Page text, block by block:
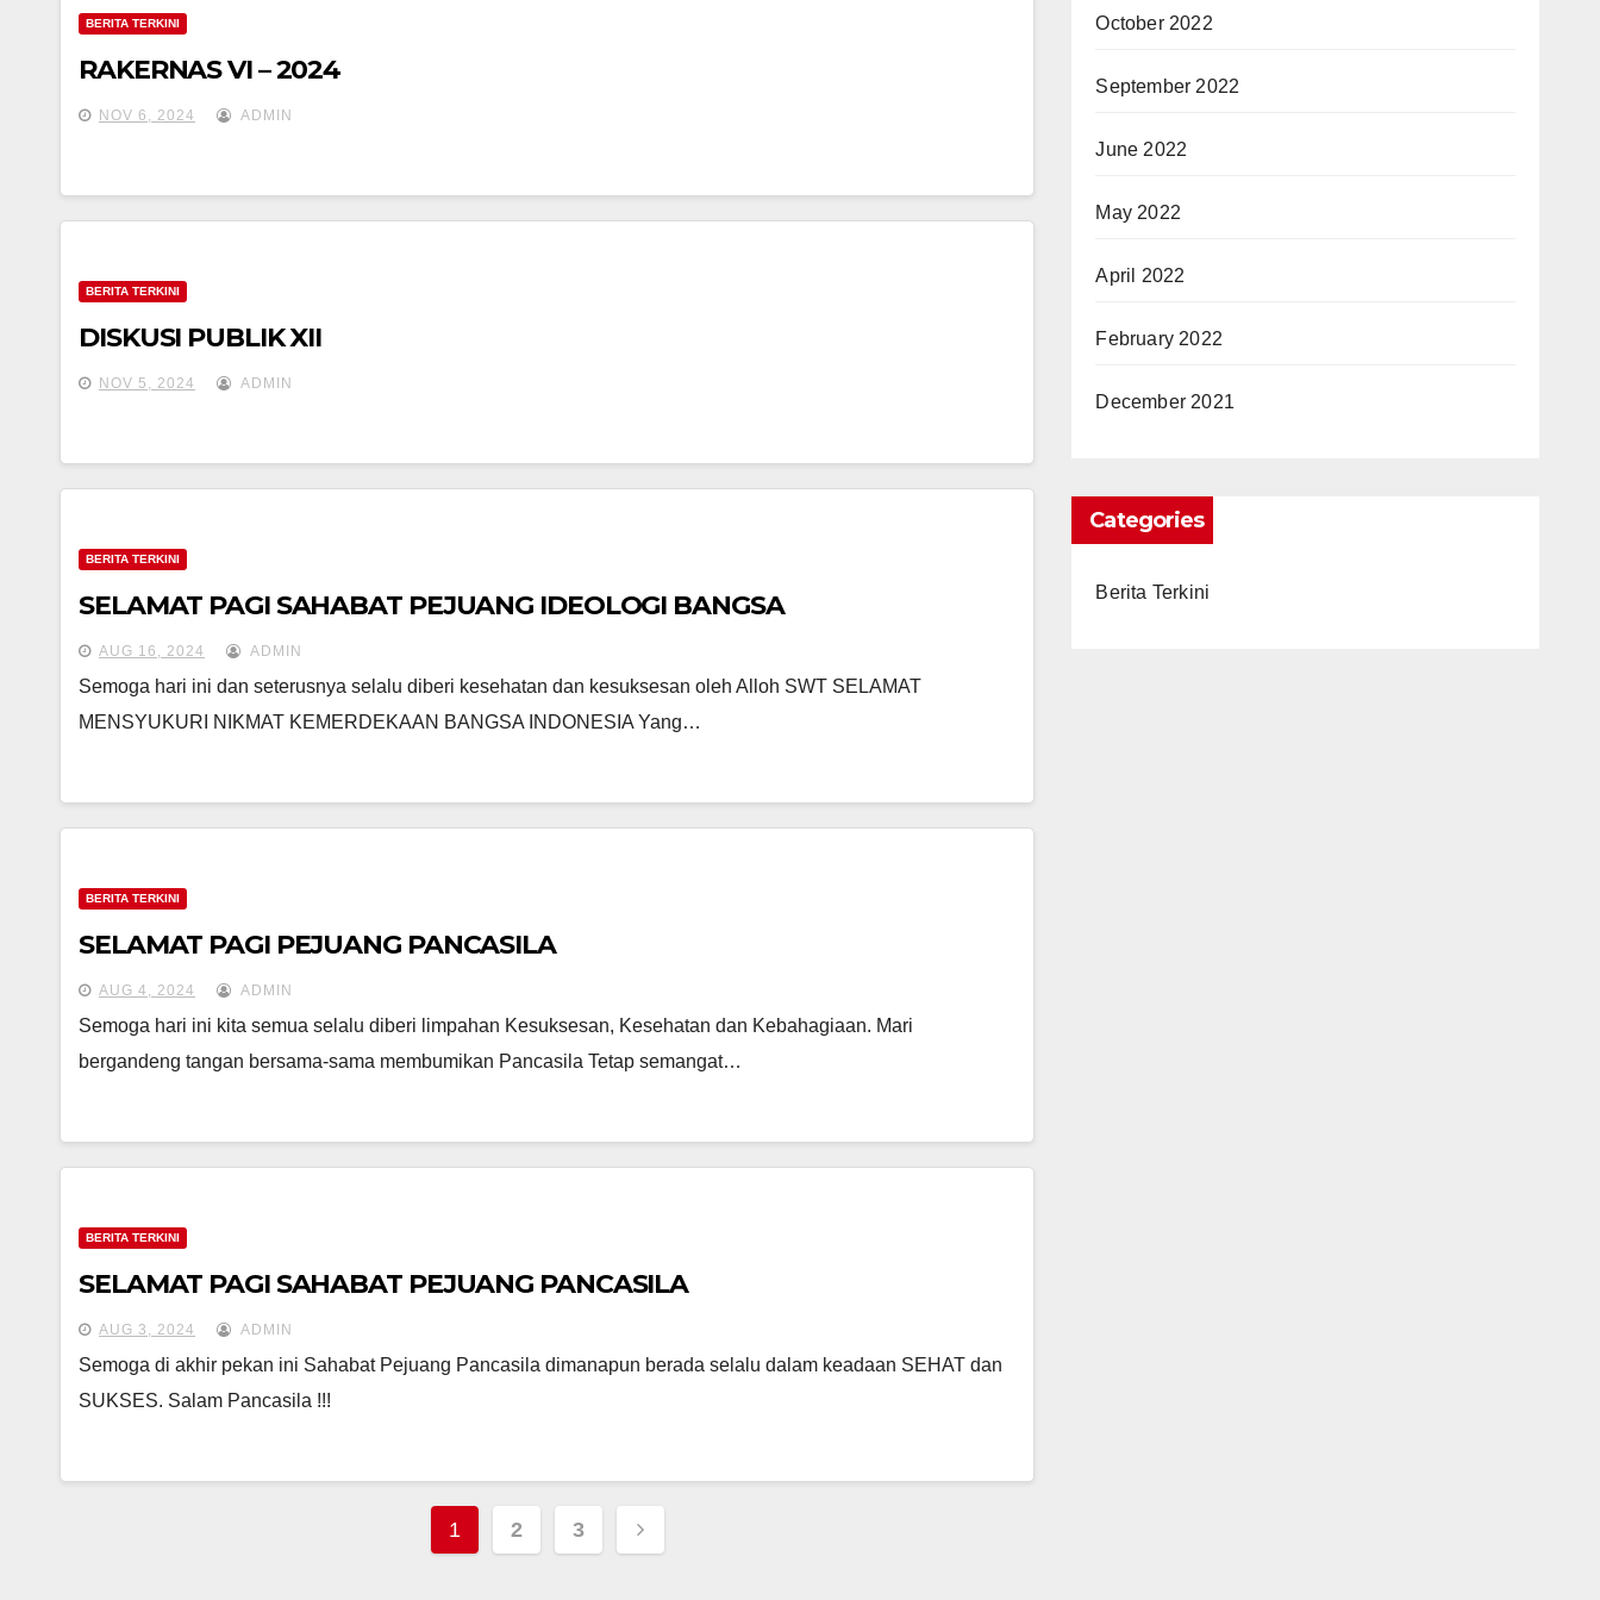
BERITA TERKINI
RAKERNAS VI – 2024
NOV 6, 2024 ADMIN
BERITA TERKINI
DISKUSI PUBLIK XII
NOV 5, 2024 ADMIN
BERITA TERKINI
SELAMAT PAGI SAHABAT PEJUANG IDEOLOGI BANGSA
AUG 16, 2024 ADMIN
Semoga hari ini dan seterusnya selalu diberi kesehatan dan kesuksesan oleh Alloh SWT SELAMAT
MENSYUKURI NIKMAT KEMERDEKAAN BANGSA INDONESIA Yang…
BERITA TERKINI
SELAMAT PAGI PEJUANG PANCASILA
AUG 4, 2024 ADMIN
Semoga hari ini kita semua selalu diberi limpahan Kesuksesan, Kesehatan dan Kebahagiaan. Mari
bergandeng tangan bersama-sama membumikan Pancasila Tetap semangat…
BERITA TERKINI
SELAMAT PAGI SAHABAT PEJUANG PANCASILA
AUG 3, 2024 ADMIN
Semoga di akhir pekan ini Sahabat Pejuang Pancasila dimanapun berada selalu dalam keadaan SEHAT dan
SUKSES. Salam Pancasila !!!
Posts
1 2 3
October 2022
September 2022
June 2022
May 2022
April 2022
February 2022
December 2021
Categories
Berita Terkini